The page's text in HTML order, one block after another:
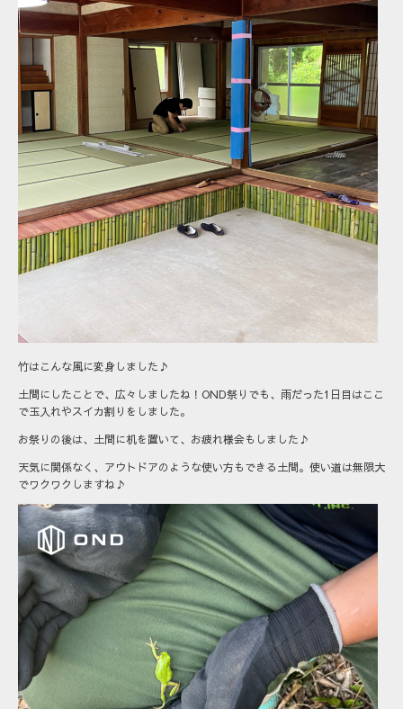
竹はこんな風に変身しました♪
土間にしたことで、広々しましたね！OND祭りでも、雨だった1日目はここ
で玉入れやスイカ割りをしました。
お祭りの後は、土間に机を置いて、お疲れ様会もしました♪
天気に関係なく、アウトドアのような使い方もできる土間。使い道は無限大
でワクワクしますね♪